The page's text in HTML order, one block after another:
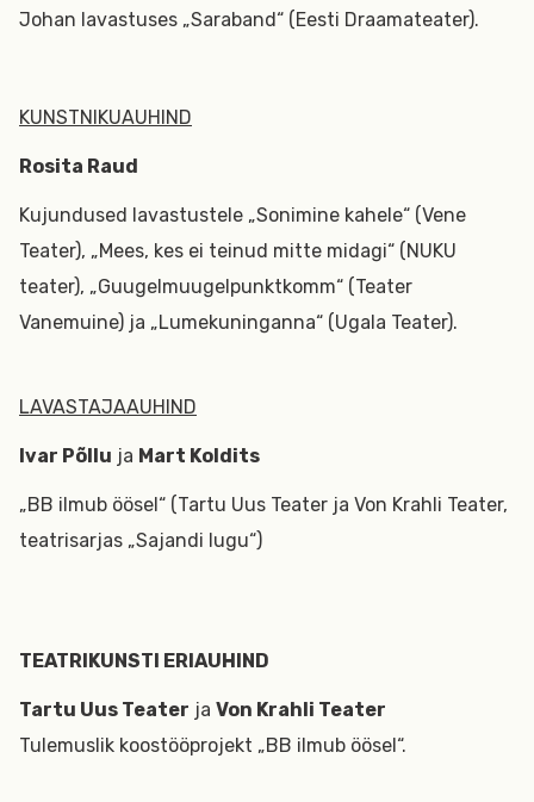
Johan lavastuses „Saraband“ (Eesti Draamateater).
KUNSTNIKUAUHIND
Rosita Raud
Kujundused lavastustele „Sonimine kahele“ (Vene
Teater), „Mees, kes ei teinud mitte midagi“ (NUKU
teater), „Guugelmuugelpunktkomm“ (Teater
Vanemuine) ja „Lumekuninganna“ (Ugala Teater).
LAVASTAJAAUHIND
Ivar Põllu ja Mart Koldits
„BB ilmub öösel“ (Tartu Uus Teater ja Von Krahli Teater,
teatrisarjas „Sajandi lugu“)
TEATRIKUNSTI ERIAUHIND
Tartu Uus Teater ja Von Krahli Teater
Tulemuslik koostööprojekt „BB ilmub öösel“.